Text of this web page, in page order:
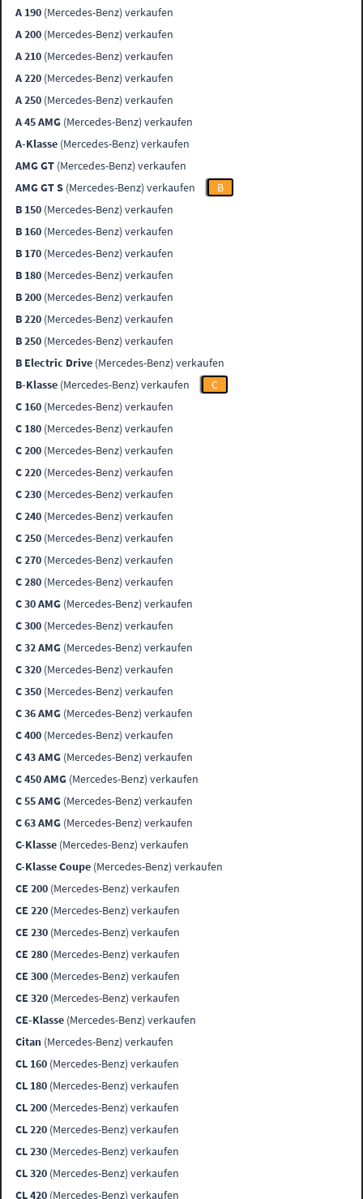
A 190 (Mercedes-Benz) verkaufen
A 200 (Mercedes-Benz) verkaufen
A 210 (Mercedes-Benz) verkaufen
A 220 (Mercedes-Benz) verkaufen
A 250 (Mercedes-Benz) verkaufen
A 45 AMG (Mercedes-Benz) verkaufen
A-Klasse (Mercedes-Benz) verkaufen
AMG GT (Mercedes-Benz) verkaufen
AMG GT S (Mercedes-Benz) verkaufen
B
B 150 (Mercedes-Benz) verkaufen
B 160 (Mercedes-Benz) verkaufen
B 170 (Mercedes-Benz) verkaufen
B 180 (Mercedes-Benz) verkaufen
B 200 (Mercedes-Benz) verkaufen
B 220 (Mercedes-Benz) verkaufen
B 250 (Mercedes-Benz) verkaufen
B Electric Drive (Mercedes-Benz) verkaufen
B-Klasse (Mercedes-Benz) verkaufen
C
C 160 (Mercedes-Benz) verkaufen
C 180 (Mercedes-Benz) verkaufen
C 200 (Mercedes-Benz) verkaufen
C 220 (Mercedes-Benz) verkaufen
C 230 (Mercedes-Benz) verkaufen
C 240 (Mercedes-Benz) verkaufen
C 250 (Mercedes-Benz) verkaufen
C 270 (Mercedes-Benz) verkaufen
C 280 (Mercedes-Benz) verkaufen
C 30 AMG (Mercedes-Benz) verkaufen
C 300 (Mercedes-Benz) verkaufen
C 32 AMG (Mercedes-Benz) verkaufen
C 320 (Mercedes-Benz) verkaufen
C 350 (Mercedes-Benz) verkaufen
C 36 AMG (Mercedes-Benz) verkaufen
C 400 (Mercedes-Benz) verkaufen
C 43 AMG (Mercedes-Benz) verkaufen
C 450 AMG (Mercedes-Benz) verkaufen
C 55 AMG (Mercedes-Benz) verkaufen
C 63 AMG (Mercedes-Benz) verkaufen
C-Klasse (Mercedes-Benz) verkaufen
C-Klasse Coupe (Mercedes-Benz) verkaufen
CE 200 (Mercedes-Benz) verkaufen
CE 220 (Mercedes-Benz) verkaufen
CE 230 (Mercedes-Benz) verkaufen
CE 280 (Mercedes-Benz) verkaufen
CE 300 (Mercedes-Benz) verkaufen
CE 320 (Mercedes-Benz) verkaufen
CE-Klasse (Mercedes-Benz) verkaufen
Citan (Mercedes-Benz) verkaufen
CL 160 (Mercedes-Benz) verkaufen
CL 180 (Mercedes-Benz) verkaufen
CL 200 (Mercedes-Benz) verkaufen
CL 220 (Mercedes-Benz) verkaufen
CL 230 (Mercedes-Benz) verkaufen
CL 320 (Mercedes-Benz) verkaufen
CL 420 (Mercedes-Benz) verkaufen